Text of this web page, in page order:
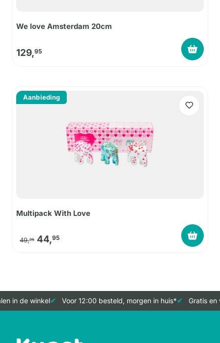
We love Amsterdam 20cm
129,95
Aanbieding
Multipack With Love
49,95 Oorspronkelijke prijs was: 49,95.
44,95
in de winkel Voor 12:00 besteld, morgen in huis* Gratis en